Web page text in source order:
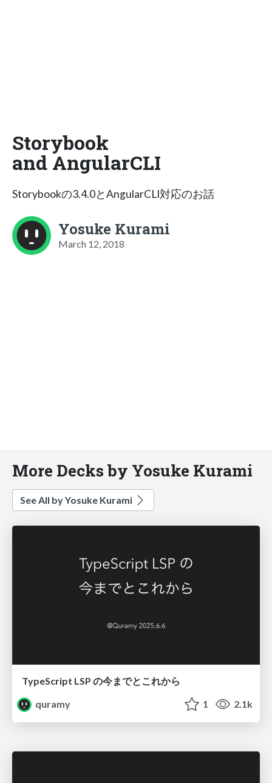
Storybook
and AngularCLI
Storybookの3.4.0とAngularCLI対応のお話
Yosuke Kurami
March 12, 2018
More Decks by Yosuke Kurami
See All by Yosuke Kurami
TypeScript LSP の今までとこれから
quramy
1 2.1k